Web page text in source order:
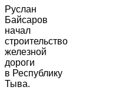
Руслан
Байсаров
начал
строительство
железной
дороги
в Республику
Тыва.